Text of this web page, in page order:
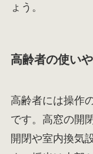
ょう。
高齢者の使い
高齢者には操作
です。高窓の開
開閉や室内換気